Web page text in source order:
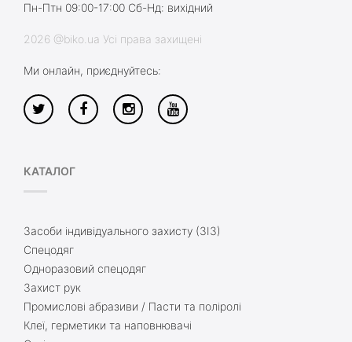
Пн-Птн 09:00-17:00 Сб-Нд: вихідний
2026 @biko.ua Усі права захищені
Ми онлайн, приєднуйтесь:
КАТАЛОГ
Засоби індивідуального захисту (ЗІЗ)
Спецодяг
Одноразовий спецодяг
Захист рук
Промислові абразиви / Пасти та поліролі
Клеї, герметики та наповнювачі